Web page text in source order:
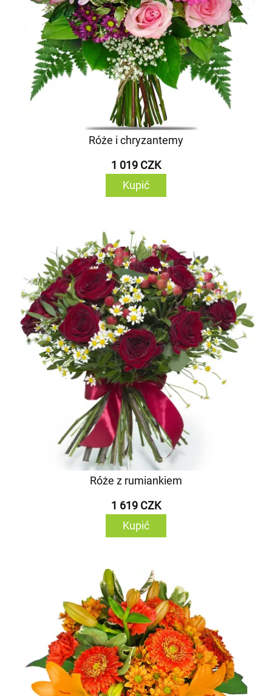
Róże i chryzantemy
1 019 CZK
Kupić
Róże z rumiankiem
1 619 CZK
Kupić